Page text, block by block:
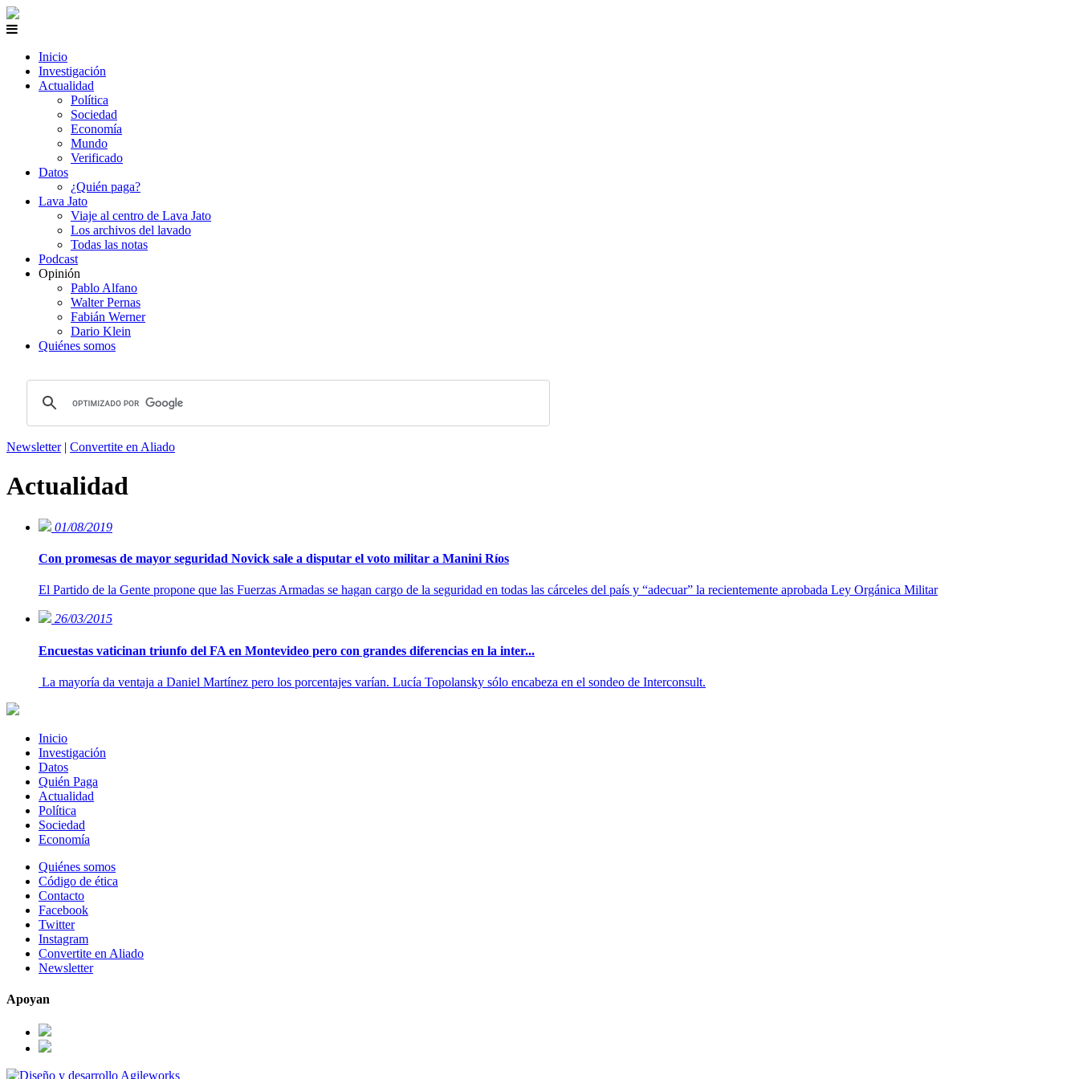
Inicio
Investigación
Actualidad
Política
Sociedad
Economía
Mundo
Verificado
Datos
¿Quién paga?
Lava Jato
Viaje al centro de Lava Jato
Los archivos del lavado
Todas las notas
Podcast
Opinión
Pablo Alfano
Walter Pernas
Fabián Werner
Dario Klein
Quiénes somos
Newsletter| Convertite en Aliado
Actualidad
01/08/2019
Con promesas de mayor seguridad Novick sale a disputar el voto militar a Manini Ríos
El Partido de la Gente propone que las Fuerzas Armadas se hagan cargo de la seguridad en todas las cárceles del país y “adecuar” la recientemente aprobada Ley Orgánica Militar
26/03/2015
Encuestas vaticinan triunfo del FA en Montevideo pero con grandes diferencias en la inter...
La mayoría da ventaja a Daniel Martínez pero los porcentajes varían. Lucía Topolansky sólo encabeza en el sondeo de Interconsult.
Inicio
Investigación
Datos
Quién Paga
Actualidad
Política
Sociedad
Economía
Quiénes somos
Código de ética
Contacto
Facebook
Twitter
Instagram
Convertite en Aliado
Newsletter
Apoyan